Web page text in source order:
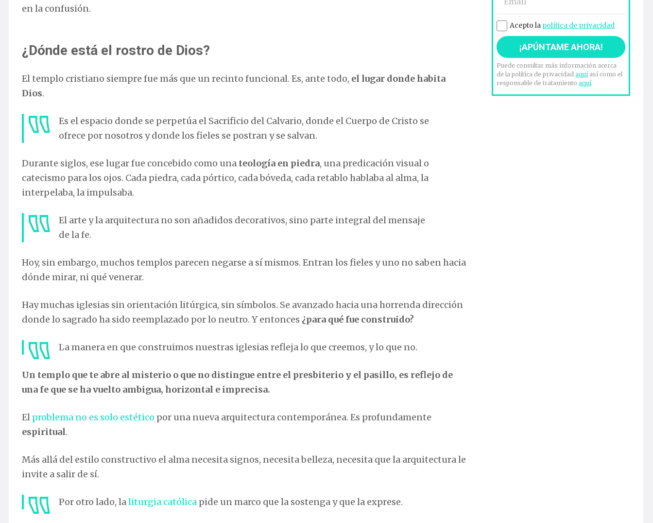
en la confusión.
¿Dónde está el rostro de Dios?
El templo cristiano siempre fue más que un recinto funcional. Es, ante todo, el lugar donde habita
Dios.
Es el espacio donde se perpetúa el Sacrificio del Calvario, donde el Cuerpo de Cristo se
ofrece por nosotros y donde los fieles se postran y se salvan.
Durante siglos, ese lugar fue concebido como una teología en piedra, una predicación visual o
catecismo para los ojos. Cada piedra, cada pórtico, cada bóveda, cada retablo hablaba al alma, la
interpelaba, la impulsaba.
El arte y la arquitectura no son añadidos decorativos, sino parte integral del mensaje
de la fe.
Hoy, sin embargo, muchos templos parecen negarse a sí mismos. Entran los fieles y uno no saben hacia
dónde mirar, ni qué venerar.
Hay muchas iglesias sin orientación litúrgica, sin símbolos. Se avanzado hacia una horrenda dirección
donde lo sagrado ha sido reemplazado por lo neutro. Y entonces ¿para qué fue construido?
La manera en que construimos nuestras iglesias refleja lo que creemos, y lo que no.
Un templo que te abre al misterio o que no distingue entre el presbiterio y el pasillo, es reflejo de
una fe que se ha vuelto ambigua, horizontal e imprecisa.
El problema no es solo estético por una nueva arquitectura contemporánea. Es profundamente
espiritual.
Más allá del estilo constructivo el alma necesita signos, necesita belleza, necesita que la arquitectura le
invite a salir de sí.
Por otro lado, laliturgia católica pide un marco que la sostenga y que la exprese.
Acepto la política de privacidad
Puede consultar más información acerca
de la política de privacidadaquíasí como el
responsable de tratamientoaquí.